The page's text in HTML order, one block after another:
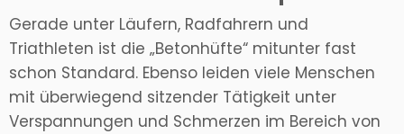
Gerade unter Läufern, Radfahrern und
Triathleten ist die „Betonhüfte“ mitunter fast
schon Standard. Ebenso leiden viele Menschen
mit überwiegend sitzender Tätigkeit unter
Verspannungen und Schmerzen im Bereich von